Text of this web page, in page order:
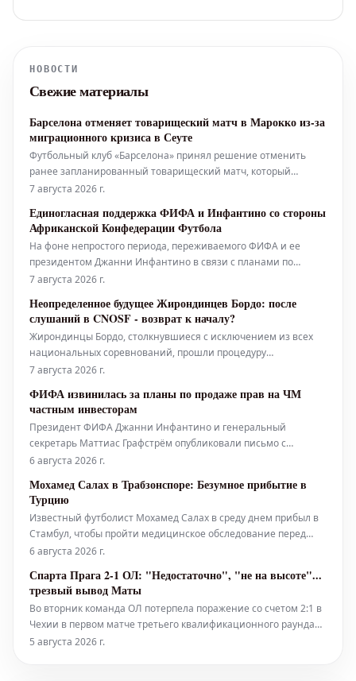
НОВОСТИ
Свежие материалы
Барселона отменяет товарищеский матч в Марокко из-за
миграционного кризиса в Сеуте
Футбольный клуб «Барселона» принял решение отменить
ранее запланированный товарищеский матч, который
должен был состояться в Танжере, Марокко, 15 августа.
отмены стало обострение миграционного кризиса и
трагические события, произошедшие в
7 августа 2026 г.
Единогласная поддержка ФИФА и Инфантино со стороны
Африканской Конфедерации Футбола
На фоне непростого периода, переживаемого ФИФА и ее
президентом Джанни Инфантино в связи с планами по
продаже доли в правах на проведение Чемпионата мира,
полную поддержку главе мировой футбольной организации.
Эта позиция была озвучена в офиц
7 августа 2026 г.
Неопределенное будущее Жирондинцев Бордо: после
слушаний в CNOSF - возврат к началу?
Жирондинцы Бордо, столкнувшиеся с исключением из всех
национальных соревнований, прошли процедуру
примирения в Национальном олимпийском и спортивном
Amateur, предлагается вернуть дело на рассмотрение
апелляционной комиссии Национальной дирекции
7 августа 2026 г.
ФИФА извинилась за планы по продаже прав на ЧМ
частным инвесторам
Президент ФИФА Джанни Инфантино и генеральный
секретарь Маттиас Графстрём опубликовали письмо с
извинениями за намерение привлечь частных инвесторов к
документе исполком ФИФА и Маттиас Графстрём
подтвердили свою «полную поддержку» итальянско-швей
6 августа 2026 г.
Мохамед Салах в Трабзонспоре: Безумное прибытие в
Турцию
Известный футболист Мохамед Салах в среду днем прибыл в
Стамбул, чтобы пройти медицинское обследование перед
подписанием контракта с новым клубом – «Трабзонспором».
болельщиками как настоящая звезда. Позже, вечером того же
дня, он отправился
6 августа 2026 г.
Спарта Прага 2-1 ОЛ: "Недостаточно", "не на высоте"...
трезвый вывод Маты
Во вторник команда ОЛ потерпела поражение со счетом 2:1 в
Чехии в первом матче третьего квалификационного раунда
Лиги чемпионов. Защитник "лионцев" Клинтон Мата
5 августа 2026 г.